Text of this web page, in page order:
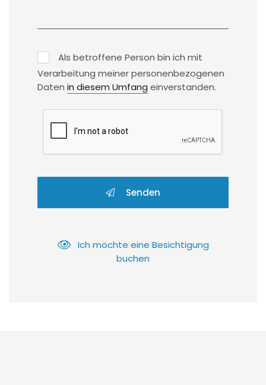
Als betroffene Person bin ich mit
Verarbeitung meiner personenbezogenen
Daten in diesem Umfang einverstanden.
Senden
Ich möchte eine Besichtigung
buchen